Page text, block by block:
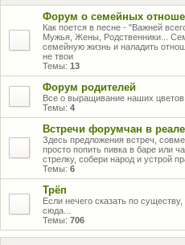
Форум о семейных
Как поется в песне - "Важней
Мужья, Жены, Родственники...
семейную жизнь и наладить
не твои
Темы: 13
Форум родителей
Все о выращивание наших
Темы: 4
Встречи форумчан в реале
Здесь предложения встреч,
просто попить пивка в баре или
стрелку, собери народ и устрой
Темы: 6
Трёп
Если нечего сказать по
сюда...
Темы: 706